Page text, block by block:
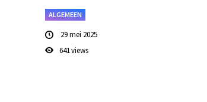
ALGEMEEN
29 mei 2025
641views